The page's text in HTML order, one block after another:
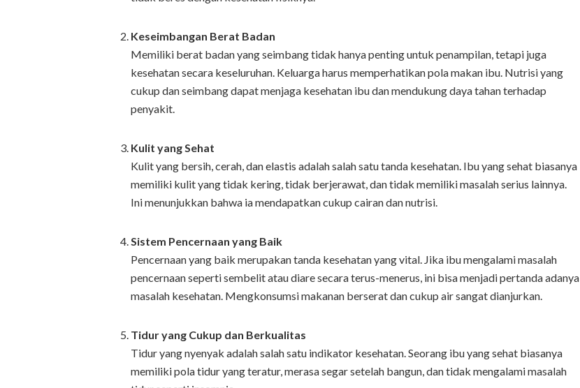
Keseimbangan Berat Badan
Memiliki berat badan yang seimbang tidak hanya penting untuk penampilan, tetapi juga
kesehatan secara keseluruhan. Keluarga harus memperhatikan pola makan ibu. Nutrisi yang
cukup dan seimbang dapat menjaga kesehatan ibu dan mendukung daya tahan terhadap
penyakit.
Kulit yang Sehat
Kulit yang bersih, cerah, dan elastis adalah salah satu tanda kesehatan. Ibu yang sehat biasanya
memiliki kulit yang tidak kering, tidak berjerawat, dan tidak memiliki masalah serius lainnya.
Ini menunjukkan bahwa ia mendapatkan cukup cairan dan nutrisi.
Sistem Pencernaan yang Baik
Pencernaan yang baik merupakan tanda kesehatan yang vital. Jika ibu mengalami masalah
pencernaan seperti sembelit atau diare secara terus-menerus, ini bisa menjadi pertanda adanya
masalah kesehatan. Mengkonsumsi makanan berserat dan cukup air sangat dianjurkan.
Tidur yang Cukup dan Berkualitas
Tidur yang nyenyak adalah salah satu indikator kesehatan. Seorang ibu yang sehat biasanya
memiliki pola tidur yang teratur, merasa segar setelah bangun, dan tidak mengalami masalah